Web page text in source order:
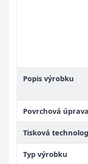
Popis výrobku
Povrchová úprava
Tisková
Typ výrobku